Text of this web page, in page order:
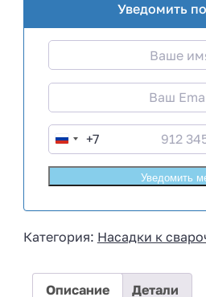
Уведомить
R
u
s
a
7
+7
Категория: Насадки к
Описание Детали